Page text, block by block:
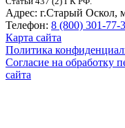
Адрес: г.Старый Оскол,
Телефон: 8 (800) 301-77-
Карта сайта
Политика
Согласие на обработку
сайта